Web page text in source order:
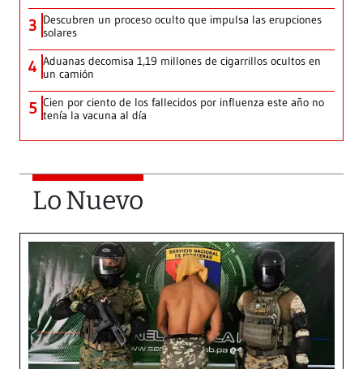
3 Descubren un proceso oculto que impulsa las erupciones
solares
4 Aduanas decomisa 1,19 millones de cigarrillos ocultos en
un camión
5 Cien por ciento de los fallecidos por influenza este año no
tenía la vacuna al día
Lo Nuevo